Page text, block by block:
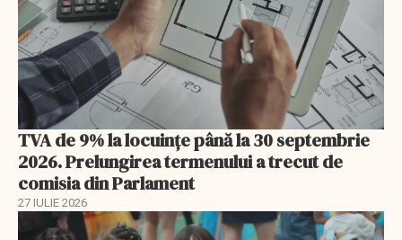
TVA de 9% la locuințe până la 30 septembrie
2026. Prelungirea termenului a trecut de
comisia din Parlament
27 IULIE 2026